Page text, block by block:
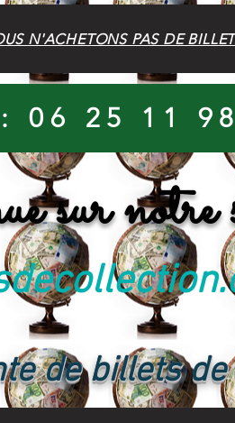
N'ACHETONS PAS DE
06 25 11
sur notre
de billets